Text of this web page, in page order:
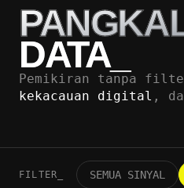
DATA_
Pemikiran tanpa
kekacauan digital ,
FILTER_ SEMUA SINYAL